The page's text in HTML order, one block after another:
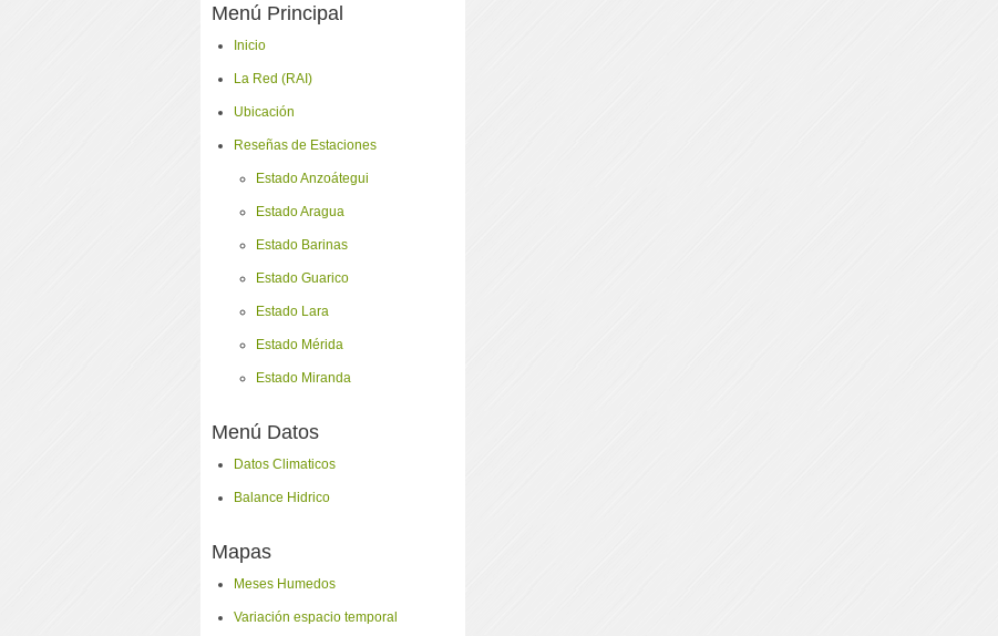
Menú Principal
Inicio
La Red (RAI)
Ubicación
Reseñas de Estaciones
Estado Anzoátegui
Estado Aragua
Estado Barinas
Estado Guarico
Estado Lara
Estado Mérida
Estado Miranda
Menú Datos
Datos Climaticos
Balance Hidrico
Mapas
Meses Humedos
Variación espacio temporal